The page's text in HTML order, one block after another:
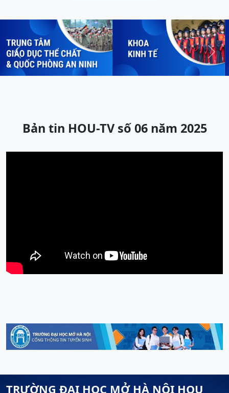
Previous Next
Bản tin HOU-TV số 06 năm 2025
TRƯỜNG ĐẠI HỌC MỞ HÀ NỘI HOU